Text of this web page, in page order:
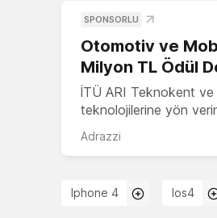
SPONSORLU
Otomotiv ve
Milyon TL Ödül
İTÜ ARI Teknokent ve
teknolojilerine yön
Adrazzi
Iphone 4 Ios4